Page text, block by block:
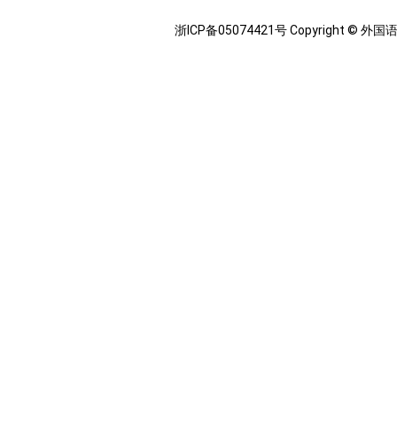
浙ICP备05074421号 Copyright © 外国